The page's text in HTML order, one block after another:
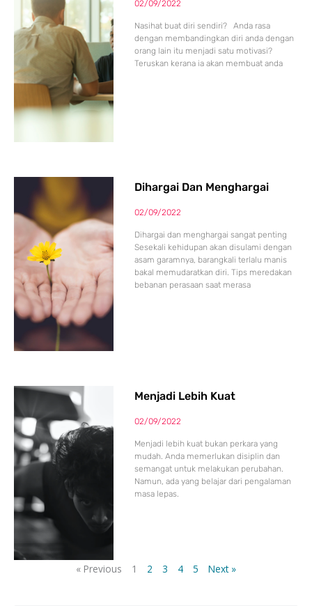
02/09/2022
Nasihat buat diri sendiri? Anda rasa
dengan membandingkan diri anda dengan
orang lain itu menjadi satu motivasi?
Teruskan kerana ia akan membuat anda
Dihargai Dan Menghargai
02/09/2022
Dihargai dan menghargai sangat penting
Sesekali kehidupan akan disulami dengan
asam garamnya, barangkali terlalu manis
bakal memudaratkan diri. Tips meredakan
bebanan perasaan saat merasa
Menjadi Lebih Kuat
02/09/2022
Menjadi lebih kuat bukan perkara yang
mudah. Anda memerlukan disiplin dan
semangat untuk melakukan perubahan.
Namun, ada yang belajar dari pengalaman
masa lepas.
« Previous 1 2 3 4 5 Next »